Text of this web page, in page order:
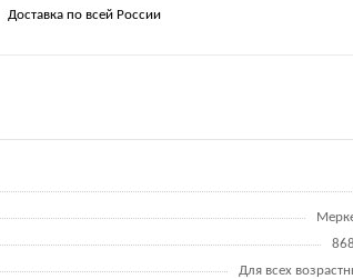
Доставка по всей России
Для всех